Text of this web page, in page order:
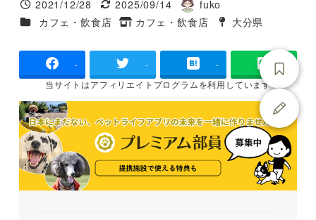
投稿日
2021/12/28
更新日
2025/09/14
著
者
fuko
施設ジャンル
カフェ・飲食店
タグ
カフェ・飲食店
タグ
大分県
- - -
当サイトはアフィリエイトプログラムを利用しています